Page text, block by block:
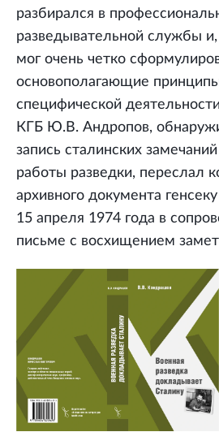
разбирался в
разведывательной службы и,
мог очень четко
основополагающие
специфической
КГБ Ю.В. Андропов,
запись сталинских
работы разведки, переслал
архивного документа
15 апреля 1974 года в
письме с восхищением